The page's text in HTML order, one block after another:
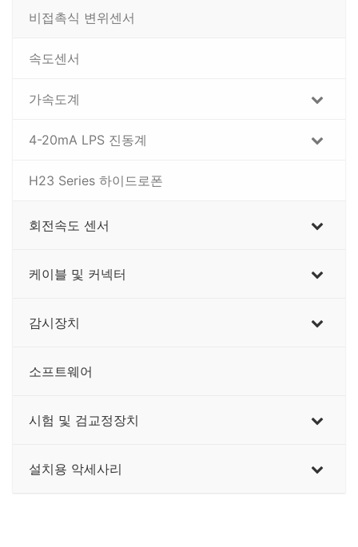
비접촉식 변위센서
속도센서
가속도계
4-20mA LPS 진동계
H23 Series 하이드로폰
회전속도 센서
케이블 및 커넥터
감시장치
소프트웨어
시험 및 검교정장치
설치용 악세사리